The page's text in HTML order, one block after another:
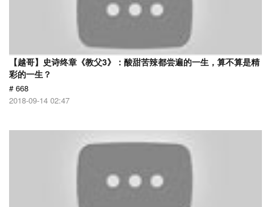
【越哥】史诗终章《教父3》：酸甜苦辣都尝遍的一生，算不算是精
彩的一生？
# 668
2018-09-14 02:47